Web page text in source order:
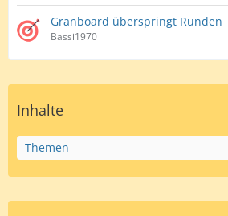
Granboard überspringt Runden
Bassi1970
Inhalte
Themen